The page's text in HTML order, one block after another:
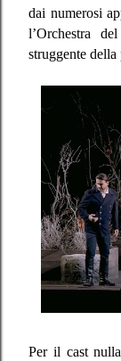
dai numerosi
l’Orchestra
struggente della
Per il cast